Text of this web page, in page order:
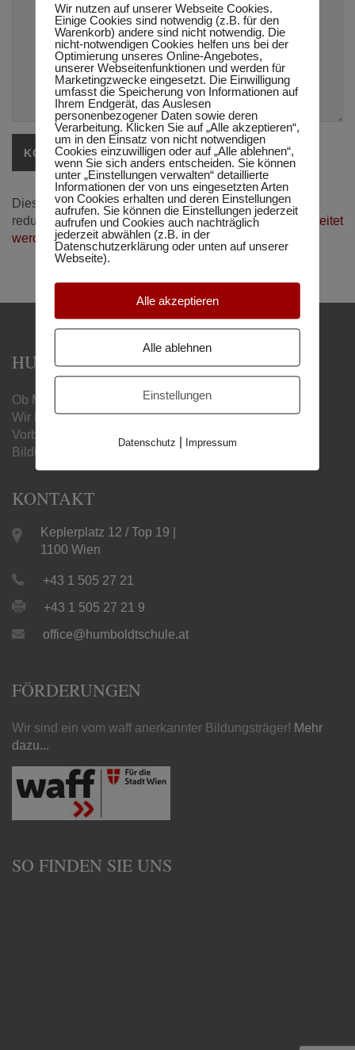
Diese Website verwendet Akismet, um Spam zu
reduzieren.Erfahre, wie deine Kommentardaten verarbeitet
werden.
HUMBOLDT MATURA-SCHULE
Ob Matura, Handelsschule oder Berufsreifeprüfung –
Wir begleiten Sie mit unseren online
Vorbereitungslehrgängen zum gewünschten
Bildungsabschluss.
KONTAKT
Keplerplatz 12 / Top 19 |
1100 Wien
+43 1 505 27 21
+43 1 505 27 21 9
office@humboldtschule.at
FÖRDERUNGEN
Wir sind ein vom waff anerkannter Bildungsträger! Mehr
dazu...
SO FINDEN SIE UNS
Wir nutzen auf unserer Webseite Cookies.
Einige Cookies sind notwendig (z.B. für den
Warenkorb) andere sind nicht notwendig. Die
nicht-notwendigen Cookies helfen uns bei der
Optimierung unseres Online-Angebotes,
unserer Webseitenfunktionen und werden für
Marketingzwecke eingesetzt. Die Einwilligung
umfasst die Speicherung von Informationen auf
Ihrem Endgerät, das Auslesen
personenbezogener Daten sowie deren
Verarbeitung. Klicken Sie auf „Alle akzeptieren“,
um in den Einsatz von nicht notwendigen
Cookies einzuwilligen oder auf „Alle ablehnen“,
wenn Sie sich anders entscheiden. Sie können
unter „Einstellungen verwalten“ detaillierte
Informationen der von uns eingesetzten Arten
von Cookies erhalten und deren Einstellungen
aufrufen. Sie können die Einstellungen jederzeit
aufrufen und Cookies auch nachträglich
jederzeit abwählen (z.B. in der
Datenschutzerklärung oder unten auf unserer
Webseite).
Alle akzeptieren
Alle ablehnen
Einstellungen
Datenschutz | Impressum